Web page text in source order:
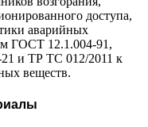
доступа,
аварийных
ГОСТ 12.1.004-91,
и ТР ТС 012/2011 к
веществ.